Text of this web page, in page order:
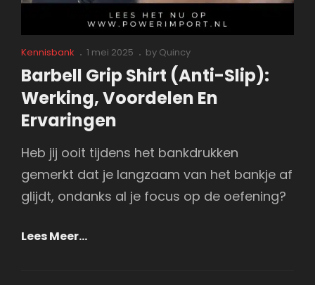
Cat
Links
Kennisbank
Posted
on
1 mei 2025 by Quincy
Barbell Grip Shirt (anti-Slip):
Werking, Voordelen En
Ervaringen
Heb jij ooit tijdens het bankdrukken
gemerkt dat je langzaam van het bankje af
glijdt, ondanks al je focus op de oefening?
Lees Meer…Barbell